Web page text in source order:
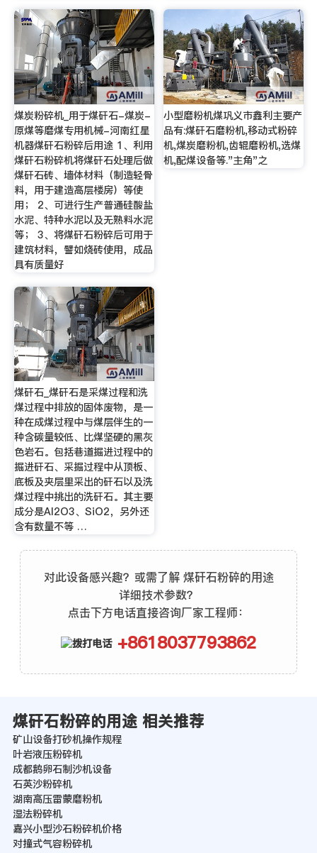
煤炭粉碎机_用于煤矸石-煤炭-
原煤等磨煤专用机械-河南红星
机器煤矸石粉碎后用途 1、利用
煤矸石粉碎机将煤矸石处理后做
煤矸石砖、墙体材料（制造轻骨
料，用于建造高层楼房）等使
用； 2、可进行生产普通硅酸盐
水泥、特种水泥以及无熟料水泥
等； 3、将煤矸石粉碎后可用于
建筑材料，譬如烧砖使用，成品
具有质量好
小型磨粉机煤巩义市鑫利主要产
品有:煤矸石磨粉机,移动式粉碎
机,煤炭磨粉机,齿辊磨粉机,选煤
机,配煤设备等."主角"之
煤矸石_煤矸石是采煤过程和洗
煤过程中排放的固体废物，是一
种在成煤过程中与煤层伴生的一
种含碳量较低、比煤坚硬的黑灰
色岩石。包括巷道掘进过程中的
掘进矸石、采掘过程中从顶板、
底板及夹层里采出的矸石以及洗
煤过程中挑出的洗矸石。其主要
成分是Al2O3、SiO2，另外还
含有数量不等 …
对此设备感兴趣？或需了解 煤矸石粉碎的用途
详细技术参数？
点击下方电话直接咨询厂家工程师：
+8618037793862
煤矸石粉碎的用途 相关推荐
矿山设备打砂机操作规程
叶岩液压粉碎机
成都鹅卵石制沙机设备
石英沙粉碎机
湖南高压雷蒙磨粉机
湿法粉碎机
嘉兴小型沙石粉碎机价格
对撞式气容粉碎机